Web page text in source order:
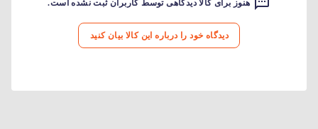
هنوز برای کالا دیدگاهی توسط کاربران ثبت نشده است.
دیدگاه خود را درباره این کالا بیان کنید